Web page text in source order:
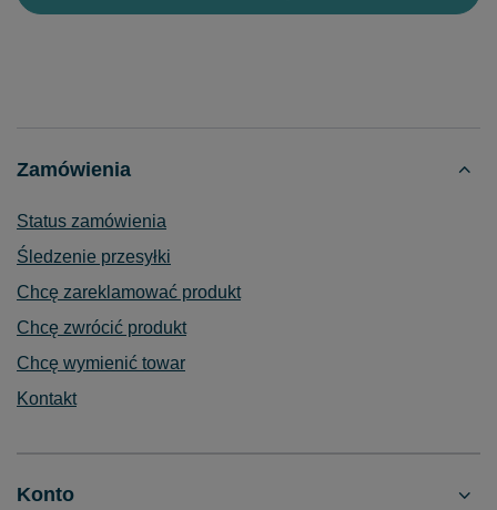
Zamówienia
Status zamówienia
Śledzenie przesyłki
Chcę zareklamować produkt
Chcę zwrócić produkt
Chcę wymienić towar
Kontakt
Konto